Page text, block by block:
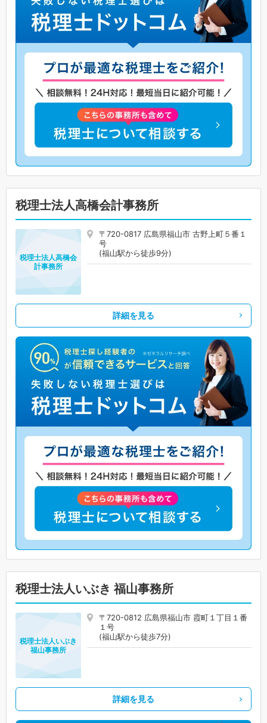
税理士法人高橋会計事務所
〒720-0817 広島県福山市 古野上町５番１
号
(福山駅から徒歩9分)
税理士法人高橋会
計事務所
詳細を見る
税理士法人いぶき 福山事務所
〒720-0812 広島県福山市 霞町１丁目１番
１号
(福山駅から徒歩7分)
税理士法人いぶき
福山事務所
詳細を見る